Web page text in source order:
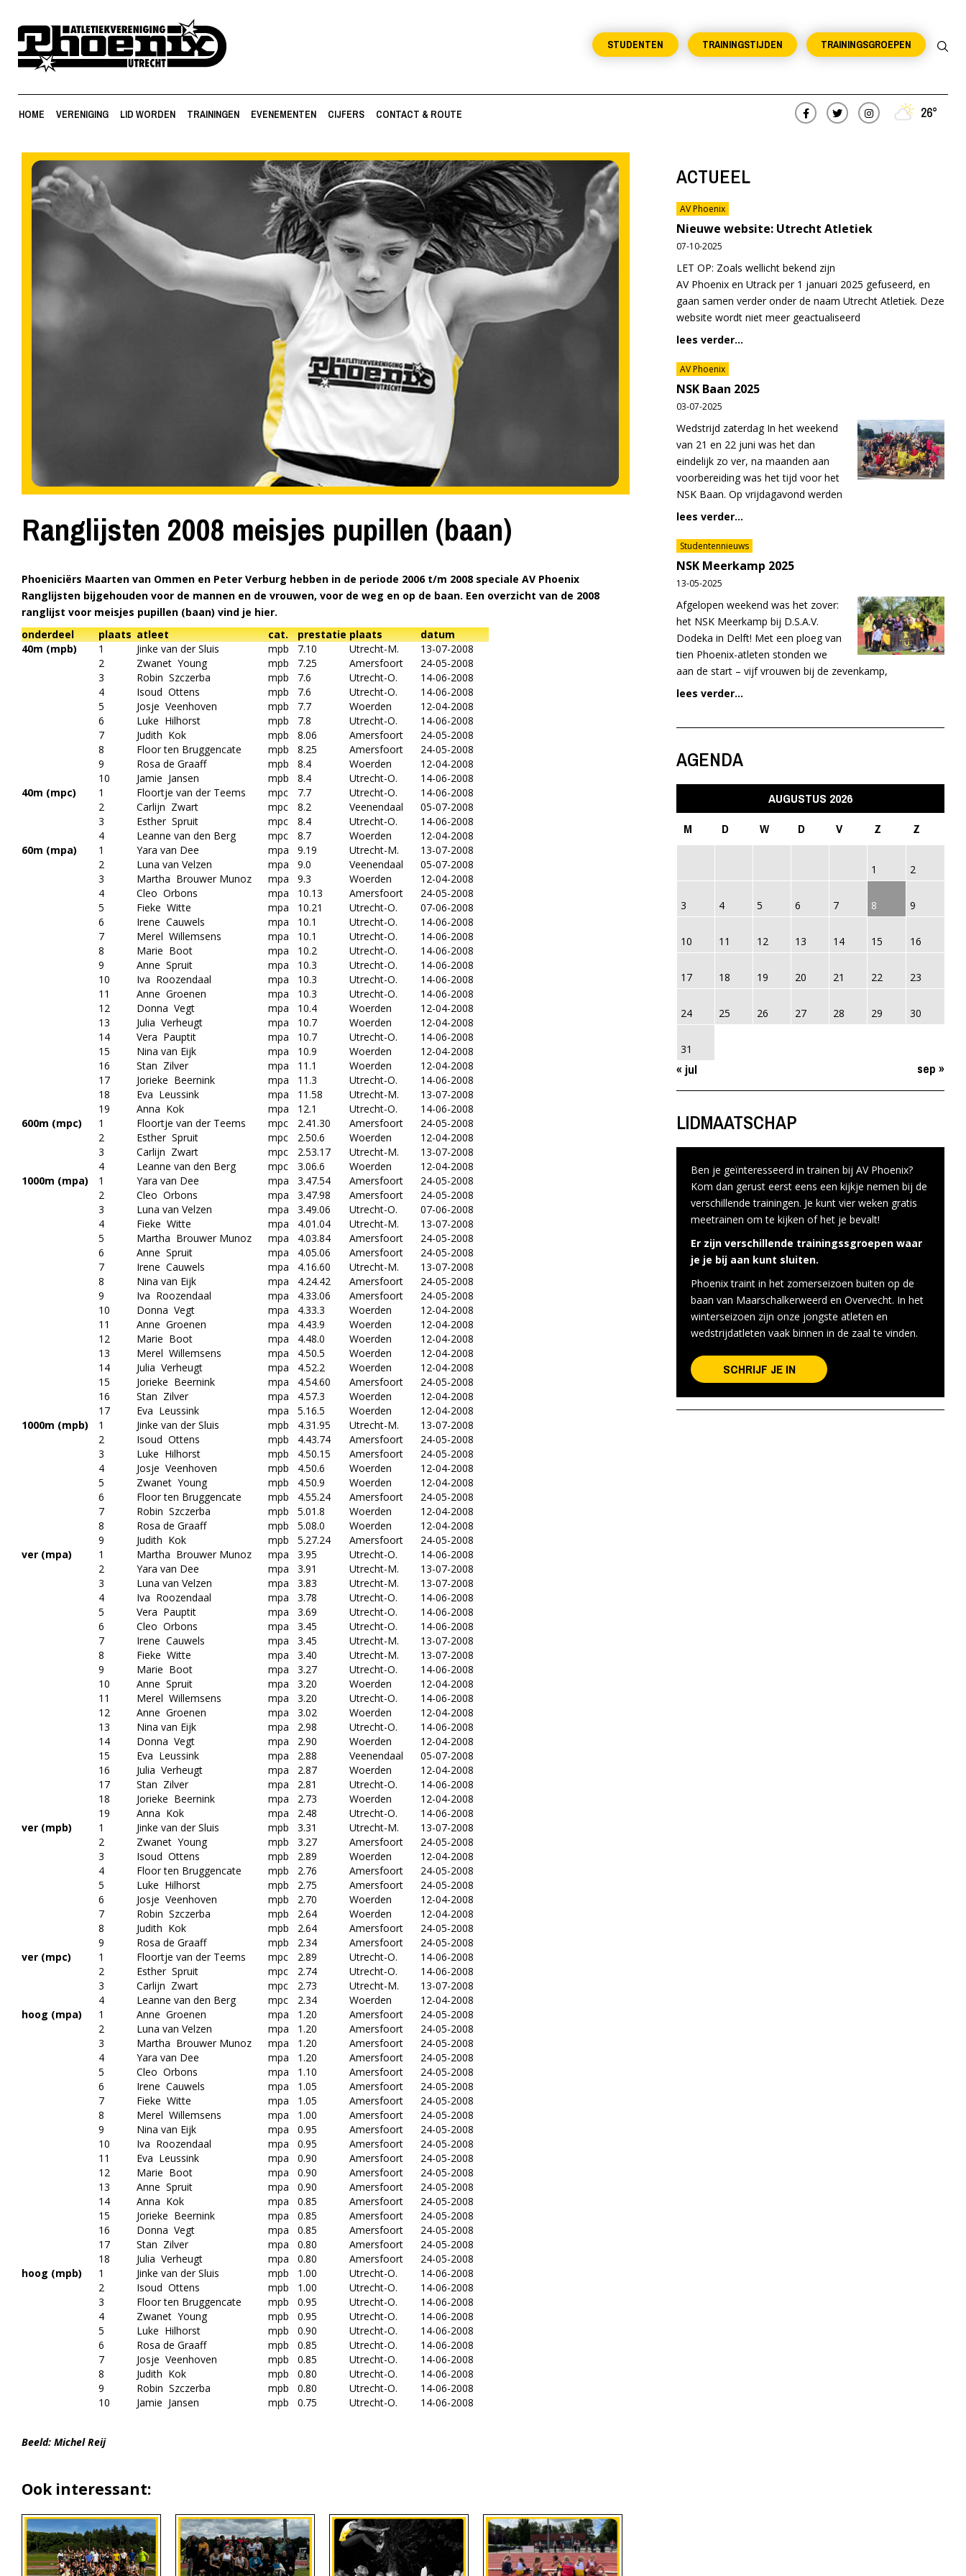
TRAININGSGROEPEN
TRAININGSTIJDEN
STUDENTEN
HOME VERENIGING LID WORDEN TRAININGEN EVENEMENTEN CIJFERS CONTACT & ROUTE 26°
Ranglijsten 2008 meisjes pupillen (baan)
Phoeniciërs Maarten van Ommen en Peter Verburg hebben in de periode 2006 t/m 2008 speciale AV Phoenix
Ranglijsten bijgehouden voor de mannen en de vrouwen, voor de weg en op de baan. Een overzicht van de 2008
ranglijst voor meisjes pupillen (baan) vind je hier.
onderdeel
plaats atleet cat. prestatie plaats
datum
40m (mpb)
1 Jinke van der Sluis mpb 7.10 Utrecht-M.
13-07-2008
2
Zwanet Young mpb 7.25 Amersfoort
24-05-2008
3
Robin Szczerba mpb 7.6 Utrecht-O.
14-06-2008
4
Isoud Ottens mpb 7.6 Utrecht-O.
14-06-2008
5
Josje Veenhoven mpb 7.7 Woerden
12-04-2008
6
Luke Hilhorst mpb 7.8 Utrecht-O.
14-06-2008
7
Judith Kok mpb 8.06 Amersfoort
24-05-2008
8
Floor ten Bruggencate mpb 8.25 Amersfoort
24-05-2008
9
Rosa de Graaff mpb 8.4 Woerden
12-04-2008
10
Jamie Jansen mpb 8.4 Utrecht-O.
14-06-2008
40m (mpc)
1 Floortje van der Teems mpc 7.7 Utrecht-O.
14-06-2008
2
Carlijn Zwart mpc 8.2 Veenendaal
05-07-2008
3
Esther Spruit mpc 8.4 Utrecht-O.
14-06-2008
4
Leanne van den Berg mpc 8.7 Woerden
12-04-2008
60m (mpa)
1 Yara van Dee mpa 9.19 Utrecht-M.
13-07-2008
2
Luna van Velzen mpa 9.0 Veenendaal
05-07-2008
3
Martha Brouwer Munoz mpa 9.3 Woerden
12-04-2008
4
Cleo Orbons mpa 10.13 Amersfoort
24-05-2008
5
Fieke Witte mpa 10.21 Utrecht-O.
07-06-2008
6
Irene Cauwels mpa 10.1 Utrecht-O.
14-06-2008
7
Merel Willemsens mpa 10.1 Utrecht-O.
14-06-2008
8
Marie Boot mpa 10.2 Utrecht-O.
14-06-2008
9
Anne Spruit mpa 10.3 Utrecht-O.
14-06-2008
10
Iva Roozendaal mpa 10.3 Utrecht-O.
14-06-2008
11
Anne Groenen mpa 10.3 Utrecht-O.
14-06-2008
12
Donna Vegt mpa 10.4 Woerden
12-04-2008
13
Julia Verheugt mpa 10.7 Woerden
12-04-2008
14
Vera Pauptit mpa 10.7 Utrecht-O.
14-06-2008
15
Nina van Eijk mpa 10.9 Woerden
12-04-2008
16
Stan Zilver mpa 11.1 Woerden
12-04-2008
17
Jorieke Beernink mpa 11.3 Utrecht-O.
14-06-2008
18
Eva Leussink mpa 11.58 Utrecht-M.
13-07-2008
19
Anna Kok mpa 12.1 Utrecht-O.
14-06-2008
600m (mpc)
1 Floortje van der Teems mpc 2.41.30 Amersfoort
24-05-2008
2
Esther Spruit mpc 2.50.6 Woerden
12-04-2008
3
Carlijn Zwart mpc 2.53.17 Utrecht-M.
13-07-2008
4
Leanne van den Berg mpc 3.06.6 Woerden
12-04-2008
1000m (mpa)
1 Yara van Dee mpa 3.47.54 Amersfoort
24-05-2008
2
Cleo Orbons mpa 3.47.98 Amersfoort
24-05-2008
3
Luna van Velzen mpa 3.49.06 Utrecht-O.
07-06-2008
4
Fieke Witte mpa 4.01.04 Utrecht-M.
13-07-2008
5
Martha Brouwer Munoz mpa 4.03.84 Amersfoort
24-05-2008
6
Anne Spruit mpa 4.05.06 Amersfoort
24-05-2008
7
Irene Cauwels mpa 4.16.60 Utrecht-M.
13-07-2008
8
Nina van Eijk mpa 4.24.42 Amersfoort
24-05-2008
9
Iva Roozendaal mpa 4.33.06 Amersfoort
24-05-2008
10
Donna Vegt mpa 4.33.3 Woerden
12-04-2008
11
Anne Groenen mpa 4.43.9 Woerden
12-04-2008
12
Marie Boot mpa 4.48.0 Woerden
12-04-2008
13
Merel Willemsens mpa 4.50.5 Woerden
12-04-2008
14
Julia Verheugt mpa 4.52.2 Woerden
12-04-2008
15
Jorieke Beernink mpa 4.54.60 Amersfoort
24-05-2008
16
Stan Zilver mpa 4.57.3 Woerden
12-04-2008
17
Eva Leussink mpa 5.16.5 Woerden
12-04-2008
1000m (mpb)
1 Jinke van der Sluis mpb 4.31.95 Utrecht-M.
13-07-2008
2
Isoud Ottens mpb 4.43.74 Amersfoort
24-05-2008
3
Luke Hilhorst mpb 4.50.15 Amersfoort
24-05-2008
4
Josje Veenhoven mpb 4.50.6 Woerden
12-04-2008
5
Zwanet Young mpb 4.50.9 Woerden
12-04-2008
6
Floor ten Bruggencate mpb 4.55.24 Amersfoort
24-05-2008
7
Robin Szczerba mpb 5.01.8 Woerden
12-04-2008
8
Rosa de Graaff mpb 5.08.0 Woerden
12-04-2008
9
Judith Kok mpb 5.27.24 Amersfoort
24-05-2008
ver (mpa)
1 Martha Brouwer Munoz mpa 3.95 Utrecht-O.
14-06-2008
2
Yara van Dee mpa 3.91 Utrecht-M.
13-07-2008
3
Luna van Velzen mpa 3.83 Utrecht-M.
13-07-2008
4
Iva Roozendaal mpa 3.78 Utrecht-O.
14-06-2008
5
Vera Pauptit mpa 3.69 Utrecht-O.
14-06-2008
6
Cleo Orbons mpa 3.45 Utrecht-O.
14-06-2008
7
Irene Cauwels mpa 3.45 Utrecht-M.
13-07-2008
8
Fieke Witte mpa 3.40 Utrecht-M.
13-07-2008
9
Marie Boot mpa 3.27 Utrecht-O.
14-06-2008
10
Anne Spruit mpa 3.20 Woerden
12-04-2008
11
Merel Willemsens mpa 3.20 Utrecht-O.
14-06-2008
12
Anne Groenen mpa 3.02 Woerden
12-04-2008
13
Nina van Eijk mpa 2.98 Utrecht-O.
14-06-2008
14
Donna Vegt mpa 2.90 Woerden
12-04-2008
15
Eva Leussink mpa 2.88 Veenendaal
05-07-2008
16
Julia Verheugt mpa 2.87 Woerden
12-04-2008
17
Stan Zilver mpa 2.81 Utrecht-O.
14-06-2008
18
Jorieke Beernink mpa 2.73 Woerden
12-04-2008
19
Anna Kok mpa 2.48 Utrecht-O.
14-06-2008
ver (mpb)
1 Jinke van der Sluis mpb 3.31 Utrecht-M.
13-07-2008
2
Zwanet Young mpb 3.27 Amersfoort
24-05-2008
3
Isoud Ottens mpb 2.89 Woerden
12-04-2008
4
Floor ten Bruggencate mpb 2.76 Amersfoort
24-05-2008
5
Luke Hilhorst mpb 2.75 Amersfoort
24-05-2008
6
Josje Veenhoven mpb 2.70 Woerden
12-04-2008
7
Robin Szczerba mpb 2.64 Woerden
12-04-2008
8
Judith Kok mpb 2.64 Amersfoort
24-05-2008
9
Rosa de Graaff mpb 2.34 Amersfoort
24-05-2008
ver (mpc)
1 Floortje van der Teems mpc 2.89 Utrecht-O.
14-06-2008
2
Esther Spruit mpc 2.74 Utrecht-O.
14-06-2008
3
Carlijn Zwart mpc 2.73 Utrecht-M.
13-07-2008
4
Leanne van den Berg mpc 2.34 Woerden
12-04-2008
hoog (mpa)
1 Anne Groenen mpa 1.20 Amersfoort
24-05-2008
2
Luna van Velzen mpa 1.20 Amersfoort
24-05-2008
3
Martha Brouwer Munoz mpa 1.20 Amersfoort
24-05-2008
4
Yara van Dee mpa 1.20 Amersfoort
24-05-2008
5
Cleo Orbons mpa 1.10 Amersfoort
24-05-2008
6
Irene Cauwels mpa 1.05 Amersfoort
24-05-2008
7
Fieke Witte mpa 1.05 Amersfoort
24-05-2008
8
Merel Willemsens mpa 1.00 Amersfoort
24-05-2008
9
Nina van Eijk mpa 0.95 Amersfoort
24-05-2008
10
Iva Roozendaal mpa 0.95 Amersfoort
24-05-2008
11
Eva Leussink mpa 0.90 Amersfoort
24-05-2008
12
Marie Boot mpa 0.90 Amersfoort
24-05-2008
13
Anne Spruit mpa 0.90 Amersfoort
24-05-2008
14
Anna Kok mpa 0.85 Amersfoort
24-05-2008
15
Jorieke Beernink mpa 0.85 Amersfoort
24-05-2008
16
Donna Vegt mpa 0.85 Amersfoort
24-05-2008
17
Stan Zilver mpa 0.80 Amersfoort
24-05-2008
18
Julia Verheugt mpa 0.80 Amersfoort
24-05-2008
hoog (mpb)
1 Jinke van der Sluis mpb 1.00 Utrecht-O.
14-06-2008
2
Isoud Ottens mpb 1.00 Utrecht-O.
14-06-2008
3
Floor ten Bruggencate mpb 0.95 Utrecht-O.
14-06-2008
4
Zwanet Young mpb 0.95 Utrecht-O.
14-06-2008
5
Luke Hilhorst mpb 0.90 Utrecht-O.
14-06-2008
6
Rosa de Graaff mpb 0.85 Utrecht-O.
14-06-2008
7
Josje Veenhoven mpb 0.85 Utrecht-O.
14-06-2008
8
Judith Kok mpb 0.80 Utrecht-O.
14-06-2008
9
Robin Szczerba mpb 0.80 Utrecht-O.
14-06-2008
10
Jamie Jansen mpb 0.75 Utrecht-O. 14-06-2008
Beeld: Michel Reij
Ook interessant:
ACTUEEL
AV Phoenix
Nieuwe website: Utrecht Atletiek
07-10-2025
LET OP: Zoals wellicht bekend zijn
AV Phoenix en Utrack per 1 januari 2025 gefuseerd, en
gaan samen verder onder de naam Utrecht Atletiek. Deze
website wordt niet meer geactualiseerd
lees verder...
AV Phoenix
NSK Baan 2025
03-07-2025
Wedstrijd zaterdag In het weekend
van 21 en 22 juni was het dan
eindelijk zo ver, na maanden aan
voorbereiding was het tijd voor het
NSK Baan. Op vrijdagavond werden
lees verder...
Studentennieuws
NSK Meerkamp 2025
13-05-2025
Afgelopen weekend was het zover:
het NSK Meerkamp bij D.S.A.V.
Dodeka in Delft! Met een ploeg van
tien Phoenix-atleten stonden we
aan de start – vijf vrouwen bij de zevenkamp,
lees verder...
AGENDA
AUGUSTUS 2026
M
D W D V Z Z
1 2
3 4 5 6 7 8 9
10 11 12 13 14 15 16
17 18 19 20 21 22 23
24 25 26 27 28 29 30
31
« jul sep »
LIDMAATSCHAP
Ben je geïnteresseerd in trainen bij AV Phoenix?
Kom dan gerust eerst eens een kijkje nemen bij de
verschillende trainingen. Je kunt vier weken gratis
meetrainen om te kijken of het je bevalt!
Er zijn verschillende trainingssgroepen waar
je je bij aan kunt sluiten.
Phoenix traint in het zomerseizoen buiten op de
baan van Maarschalkerweerd en Overvecht. In het
winterseizoen zijn onze jongste atleten en
wedstrijdatleten vaak binnen in de zaal te vinden.
SCHRIJF JE IN